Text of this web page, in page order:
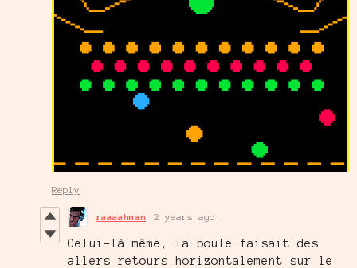
Reply
raaaahman 2 years ago
Celui-là même, la boule faisait des
allers retours horizontalement sur le